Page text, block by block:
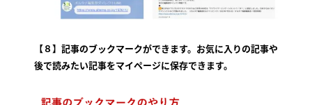
【８】記事のブックマークができます。お気に入りの記事や
後で読みたい記事をマイページに保存できます。